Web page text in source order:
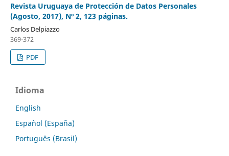
Revista Uruguaya de Protección de Datos Personales
(Agosto, 2017), Nº 2, 123 páginas.
Carlos Delpiazzo
369-372
PDF
Idioma
English
Español (España)
Português (Brasil)